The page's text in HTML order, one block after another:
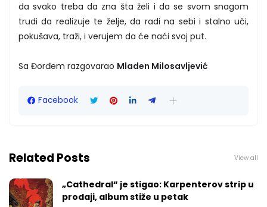
da svako treba da zna šta želi i da se svom snagom
trudi da realizuje te želje, da radi na sebi i stalno uči,
pokušava, traži, i verujem da će naći svoj put.
Sa Đorđem razgovarao Mladen Milosavljević
Facebook
Related Posts View all
„Cathedral“ je stigao: Karpenterov strip u
prodaji, album stiže u petak